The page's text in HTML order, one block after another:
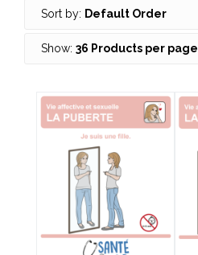
Sort by: Default Order
Show: 36 Products per page